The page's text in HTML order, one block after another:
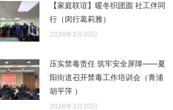
【家庭联谊】暖冬织团圆 社工伴同
行（闵行葛莉雅）
2026年3月20日
压实禁毒责任 筑牢安全屏障——夏
阳街道召开禁毒工作培训会（青浦
胡平萍 ）
2026年3月20日